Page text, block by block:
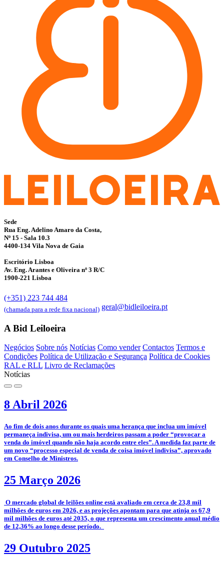
Sede
Rua Eng. Adelino Amaro da Costa,
Nº 15 - Sala 10.3
4400-134 Vila Nova de Gaia
Escritório Lisboa
Av. Eng. Arantes e Oliveira nº 3 R/C
1900-221 Lisboa
(+351) 223 744 484
(chamada para a rede fixa nacional) geral@bidleiloeira.pt
A Bid Leiloeira
Negócios Sobre nós Notícias Como vender Contactos Termos e
Condições Política de Utilização e Segurança Política de Cookies
RAL e RLL Livro de Reclamações
Notícias
8 Abril 2026
­Ao fim de dois anos durante os quais uma herança que inclua um imóvel
permaneça indivisa, um ou mais herdeiros passam a poder “provocar a
venda do imóvel quando não haja acordo entre eles”. A medida faz parte de
um novo “processo especial de venda de coisa imóvel indivisa”, aprovado
em Conselho de Ministros.
25 Março 2026
­­ O mercado global de leilões online está avaliado em cerca de 23,8 mil
milhões de euros em 2026, e as projeções apontam para que atinja os 67,9
mil milhões de euros até 2035, o que representa um crescimento anual médio
de 12,36% ao longo desse período.
29 Outubro 2025